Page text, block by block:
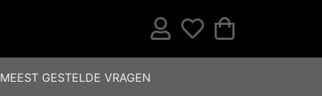
MEEST GESTELDE VRAGEN